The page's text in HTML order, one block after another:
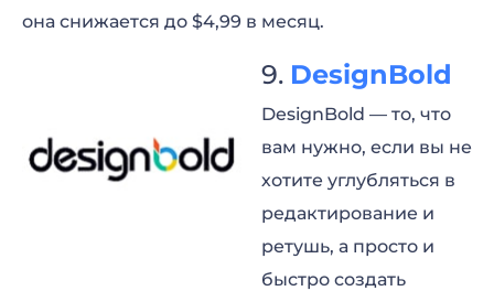
она снижается до $4,99 в месяц.
DesignBold
DesignBold — то, что
вам нужно, если вы не
хотите углубляться в
редактирование и
ретушь, а просто и
быстро создать